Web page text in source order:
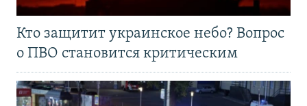
Кто защитит украинское небо? Вопрос
о ПВО становится критическим